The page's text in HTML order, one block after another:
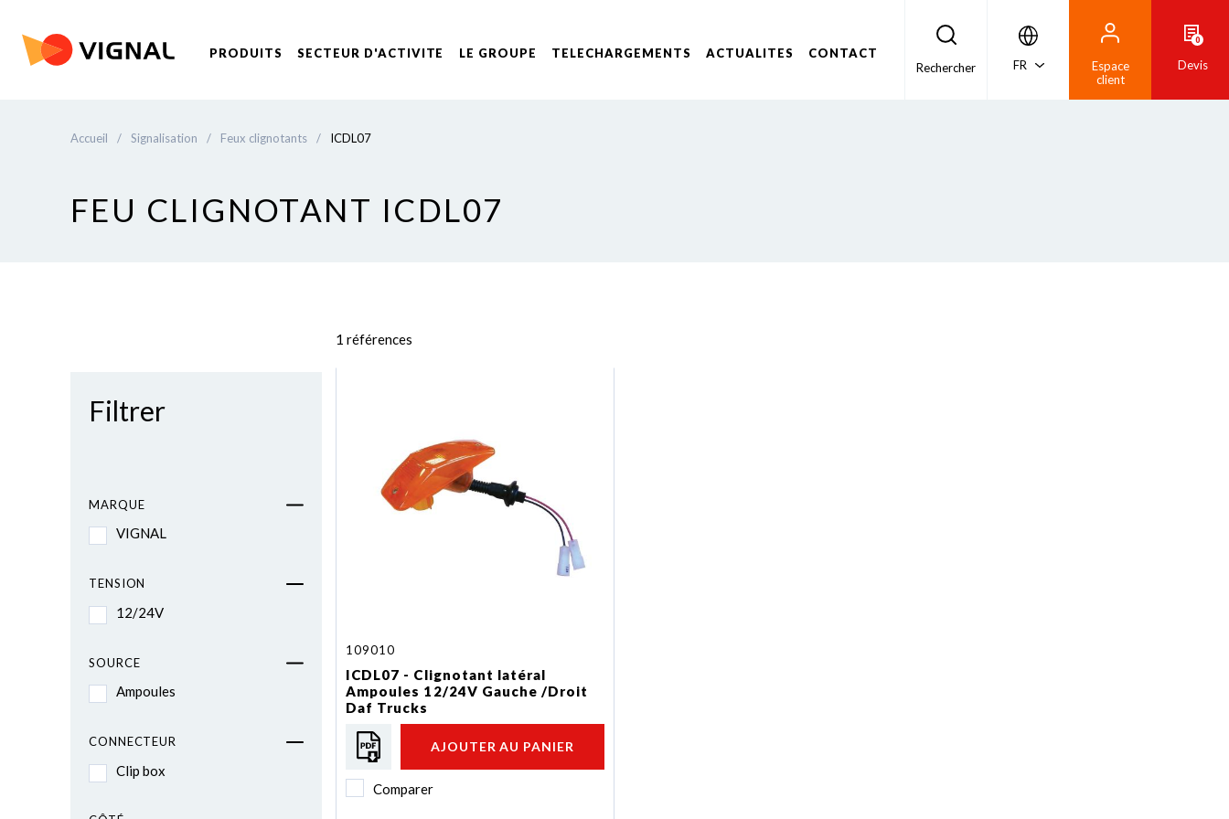
PRODUITS SECTEUR D'ACTIVITE LE GROUPE TELECHARGEMENTS ACTUALITES
CONTACT
Rechercher
FR
Espace
client
0
Devis
Accueil / Signalisation / Feux clignotants / ICDL07
FEU CLIGNOTANT ICDL07
Filtrer
MARQUE
VIGNAL
TENSION
12/24V
SOURCE
Ampoules
CONNECTEUR
Clip box
1 références
109010
ICDL07 - Clignotant latéral
Ampoules 12/24V Gauche /Droit
Daf Trucks
AJOUTER AU PANIER
Comparer